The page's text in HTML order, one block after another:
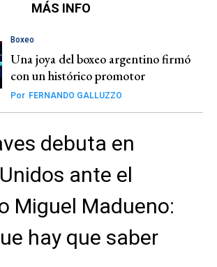
MÁS INFO
Boxeo
Una joya del boxeo argentino firmó
con un histórico promotor
Por FERNANDO GALLUZZO
debuta en
ante el
Miguel Madueno:
hay que saber